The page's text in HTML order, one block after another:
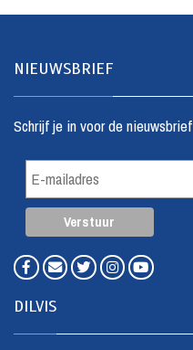
NIEUWSBRIEF
Schrijf je in voor de nieuwsbrief
DILVIS